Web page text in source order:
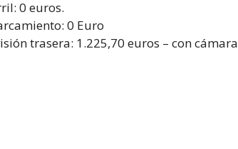
0 euros.
0 Euro
trasera: 1.225,70 euros – con cámara